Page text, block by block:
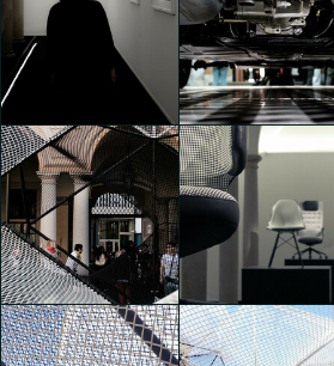
The Art of Dreams
The Art of Dreams
Maya Renieri
The Art of Dreams
Matteo Gariboldi
The Art of Dreams